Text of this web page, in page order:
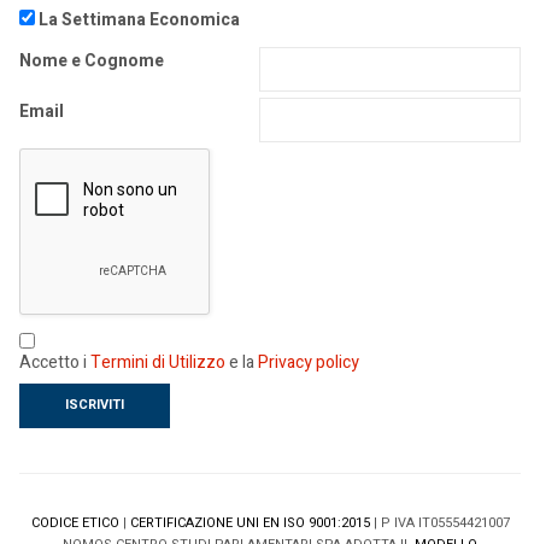
La Settimana Economica
Nome e Cognome
Email
Accetto iTermini di Utilizzoe laPrivacy policy
CODICE ETICO | CERTIFICAZIONE UNI EN ISO 9001:2015| P IVA IT05554421007